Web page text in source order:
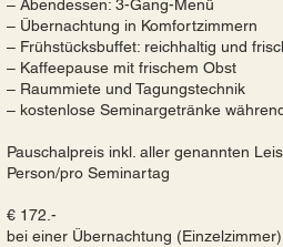
– Abendessen: 3-Gang-Menü
– Übernachtung in Komfortzimmern
– Frühstücksbuffet: reichhaltig und
– Kaffeepause mit frischem Obst
– Raummiete und Tagungstechnik
– kostenlose Seminargetränke
Pauschalpreis inkl. aller genannten
Person/pro Seminartag
€ 172.-
bei einer Übernachtung